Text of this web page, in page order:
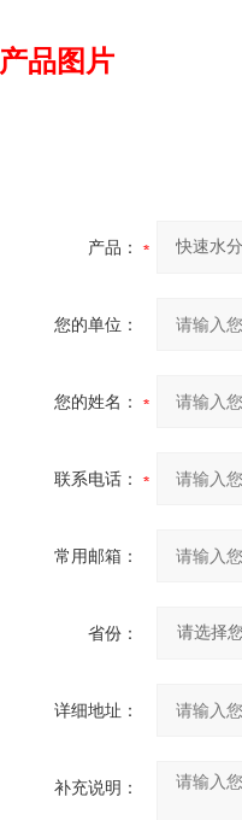
产品图片
产品：
您的单位：
您的姓名：
联系电话：
常用邮箱：
省份：
详细地址：
补充说明：